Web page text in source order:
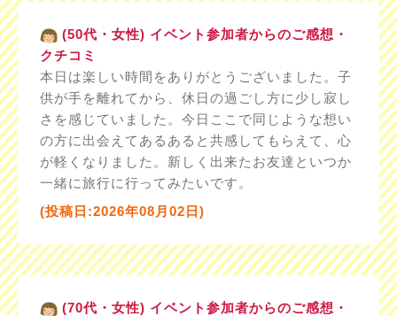
(50代・女性) イベント参加者からのご感想・
クチコミ
本日は楽しい時間をありがとうございました。子
供が手を離れてから、休日の過ごし方に少し寂し
さを感じていました。今日ここで同じような想い
の方に出会えてあるあると共感してもらえて、心
が軽くなりました。新しく出来たお友達といつか
一緒に旅行に行ってみたいです。
(投稿日:2026年08月02日)
(70代・女性) イベント参加者からのご感想・